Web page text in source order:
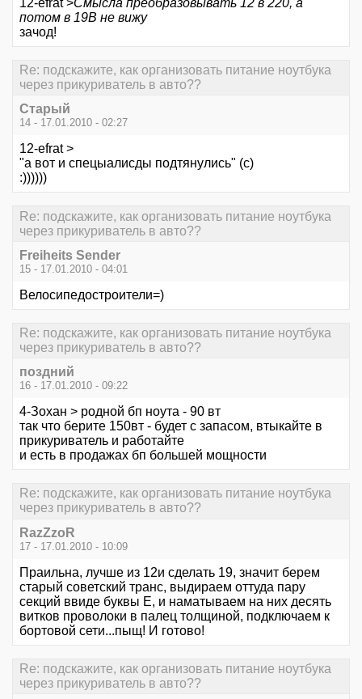
12-efrat >Смысла преобразовывать 12 в 220, а
потом в 19В не вижу
зачод!
Re: подскажите, как организовать питание ноутбука
через прикуриватель в авто??
Старый
14 - 17.01.2010 - 02:27
12-efrat >
"а вот и спецыалисды подтянулись" (с)
:))))))
Re: подскажите, как организовать питание ноутбука
через прикуриватель в авто??
Freiheits Sender
15 - 17.01.2010 - 04:01
Велосипедостроители=)
Re: подскажите, как организовать питание ноутбука
через прикуриватель в авто??
поздний
16 - 17.01.2010 - 09:22
4-Зохан > родной бп ноута - 90 вт
так что берите 150вт - будет с запасом, втыкайте в
прикуриватель и работайте
и есть в продажах бп большей мощности
Re: подскажите, как организовать питание ноутбука
через прикуриватель в авто??
RazZzoR
17 - 17.01.2010 - 10:09
Праильна, лучше из 12и сделать 19, значит берем
старый советский транс, выдираем оттуда пару
секций ввиде буквы Е, и наматываем на них десять
витков проволоки в палец толщиной, подключаем к
бортовой сети...пыщ! И готово!
Re: подскажите, как организовать питание ноутбука
через прикуриватель в авто??